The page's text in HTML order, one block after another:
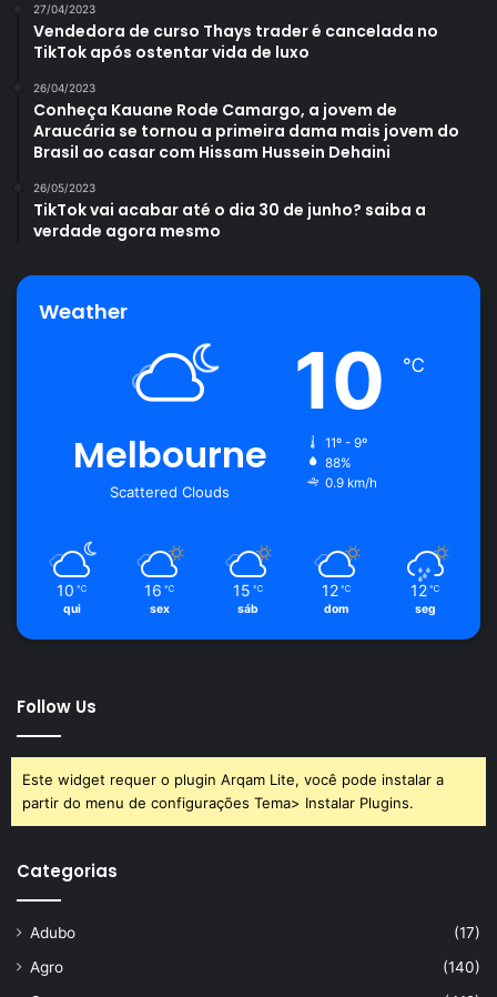
Com essas dicas do
granitolimpo, conservado e com um brilho sem igual.
prática e funcional.
Avalie este post post
Bancada
27/04/2023
Vendedora de curso Thays trader é cancelada no
TikTok após ostentar vida de luxo
26/04/2023
Conheça Kauane Rode Camargo, a jovem de
Araucária se tornou a primeira dama mais jovem do
Brasil ao casar com Hissam Hussein Dehaini
26/05/2023
TikTok vai acabar até o dia 30 de junho? saiba a
verdade agora mesmo
Weather
Melbourne
Scattered Clouds
10 ℃
11º - 9º
88%
0.9 km/h
10 ℃
qui
16 ℃
sex
15 ℃
sáb
12 ℃
dom
12 ℃
seg
Follow Us
Este widget requer o plugin Arqam Lite, você pode instalar a
partir do menu de configurações Tema> Instalar Plugins.
Categorias
Adubo
(17)
Agro
(140)